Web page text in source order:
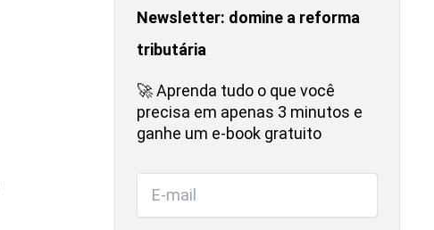
Newsletter: domine a reforma
tributária
🚀 Aprenda tudo o que você
precisa em apenas 3 minutos e
ganhe um e-book gratuito